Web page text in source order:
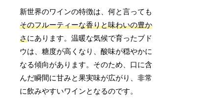
新世界のワインの特徴は、何と言っても
そのフルーティーな香りと味わいの豊か
さにあります。温暖な気候で育ったブド
ウは、糖度が高くなり、酸味が穏やかに
なる傾向があります。そのため、口に含
んだ瞬間に甘みと果実味が広がり、非常
に飲みやすいワインとなるのです。